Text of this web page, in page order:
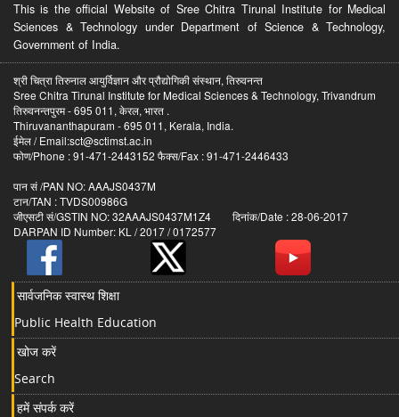
This is the official Website of Sree Chitra Tirunal Institute for Medical
Sciences & Technology under Department of Science & Technology,
Government of India.
श्री चित्रा तिरुनाल आयुर्विज्ञान और प्रौद्योगिकी संस्थान, तिरुवनन्त
Sree Chitra Tirunal Institute for Medical Sciences & Technology, Trivandrum
तिरुवनन्तपुरम - 695 011, केरल, भारत .
Thiruvananthapuram - 695 011, Kerala, India.
ईमेल / Email:sct@sctimst.ac.in
फोण/Phone : 91-471-2443152 फैक्स/Fax : 91-471-2446433
पान सं /PAN NO: AAAJS0437M
टान/TAN : TVDS00986G
जीएसटी सं/GSTIN NO: 32AAAJS0437M1Z4 दिनांक/Date : 28-06-2017
DARPAN ID Number: KL / 2017 / 0172577
सार्वजनिक स्वास्थ शिक्षा
Public Health Education
खोज करें
Search
हमें संपर्क करें